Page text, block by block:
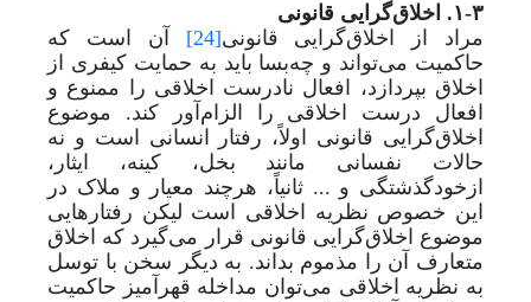
۱-۳. اخلاق‌گرایی قانونی
مراد از اخلاق‌گرایی قانونی[24] آن است که
حاکمیت می‌تواند و چهبسا باید به حمایت کیفری از
اخلاق بپردازد، افعال نادرست اخلاقی را ممنوع و
افعال درست اخلاقی را الزام‌آور کند. موضوع
اخلاق‌گرایی قانونی اولاً، رفتار انسانی است و نه
حالات نفسانی مانند بخل، کینه، ایثار،
ازخودگذشتگی و ... ثانیاً، هرچند معیار و ملاک در
این خصوص نظریه اخلاقی است لیکن رفتارهایی
موضوع اخلاق‌گرایی قانونی قرار می‌گیرد که اخلاق
متعارف آن را مذموم بداند. به دیگر سخن با توسل
به نظریه اخلاقی می‌توان مداخله قهرآمیز حاکمیت